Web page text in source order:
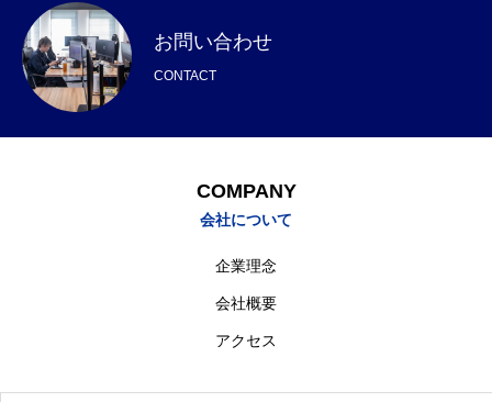
お問い合わせ
CONTACT
COMPANY
会社について
企業理念
会社概要
アクセス